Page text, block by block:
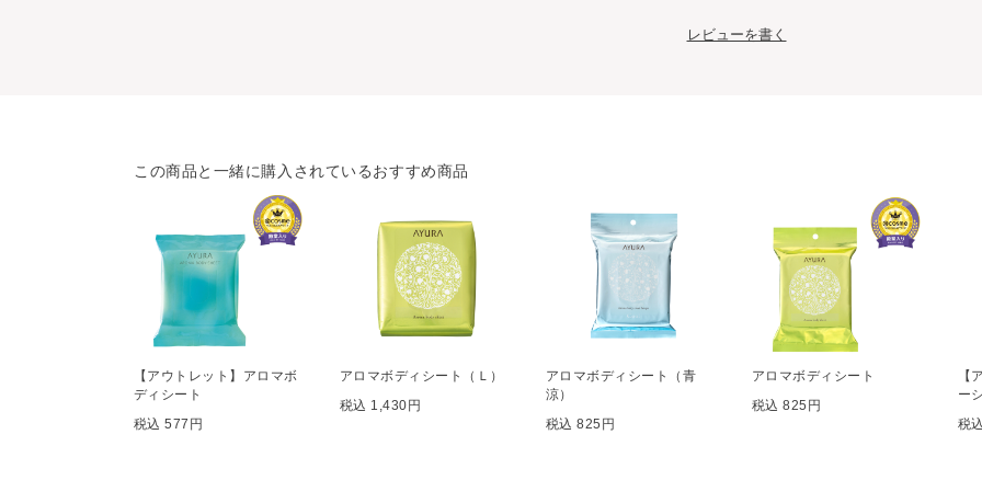
レビューを書く
この商品と一緒に購入されているおすすめ商品
【アウトレット】アロマボ
ディシート
税込 577円
アロマボディシート（Ｌ）
税込 1,430円
アロマボディシート（青
涼）
税込 825円
アロマボディシート
税込 825円
【
ー
税